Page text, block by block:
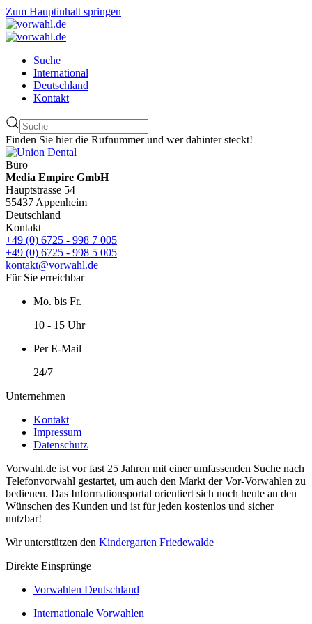
Zum Hauptinhalt springen
Suche
International
Deutschland
Kontakt
Finden Sie hier die Rufnummer und wer dahinter steckt!
Büro
Media Empire GmbH
Hauptstrasse 54
55437 Appenheim
Deutschland
Kontakt
+49 (0) 6725 - 998 7 005
+49 (0) 6725 - 998 5 005
kontakt@vorwahl.de
Für Sie erreichbar
Mo. bis Fr.
10 - 15 Uhr
Per E-Mail
24/7
Unternehmen
Kontakt
Impressum
Datenschutz
Vorwahl.de ist vor fast 25 Jahren mit einer umfassenden Suche nach
Telefonvorwahl gestartet, um auch den Markt der Vor-Vorwahlen zu
bedienen. Das Informationsportal orientiert sich noch heute an den
Wünschen des Kunden und ist für jeden kostenlos und sicher
nutzbar!
Wir unterstützen den Kindergarten Friedewalde
Direkte Einsprünge
Vorwahlen Deutschland
Internationale Vorwahlen